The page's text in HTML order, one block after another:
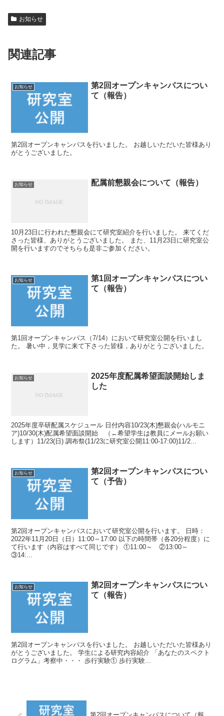
お知らせ
関連記事
お知らせ
第2回オープンキャンパスについ
て（報告）
第2回オープンキャンパスを行いました。 お越しいただいた皆様あり
がとうございました。
お知らせ 配属前懇親会について（報告）
10月23日に行われた懇親会にて研究室紹介を行いました。 来てくだ
さった皆様、ありがとうございました。 また、11月23日に研究室公
開を行いますのでそちらも是非ご参加ください。
お知らせ
第1回オープンキャンパスについ
て（報告）
第1回オープンキャンパス（7/14）において研究室公開を行いまし
た。 暑い中，見学に来て下さった皆様，ありがとうございました。
お知らせ
2025年度配属希望面談開始しま
した
2025年度卒研配属スケジュール 日付内容10/23(木)懇親会(ハルモニ
ア)10/30(木)配属希望面談開始 （←希望学生は教員にメールお願い
します）11/23(日) 調布祭(11/23に研究室公開11:00-17:00)11/2...
お知らせ
第2回オープンキャンパスについ
て（予告）
第2回オープンキャンパスにおいて研究室公開を行います。 日時：
2022年11月20日（日）11:00～17:00 以下の時間帯（各20分程度）に
て行います（内容はすべて同じです） ①11:00～ ②13:00～
③14:...
お知らせ
第2回オープンキャンパスについ
て（報告）
第2回オープンキャンパスを行いました。 お越しいただいた皆様あり
がとうございました。 学生による研究内容紹介 「あなたのスペクト
ログラム」考察中・・・ 歩行実験① 歩行実験...